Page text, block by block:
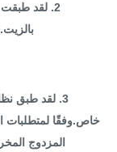
2. لقد طبقت
بالزيت.يتم
3. لقد طبق نظام
لمتطلبات
المزدوج